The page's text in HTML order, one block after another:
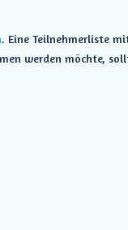
. Eine Teilnehmerliste
werden möchte,